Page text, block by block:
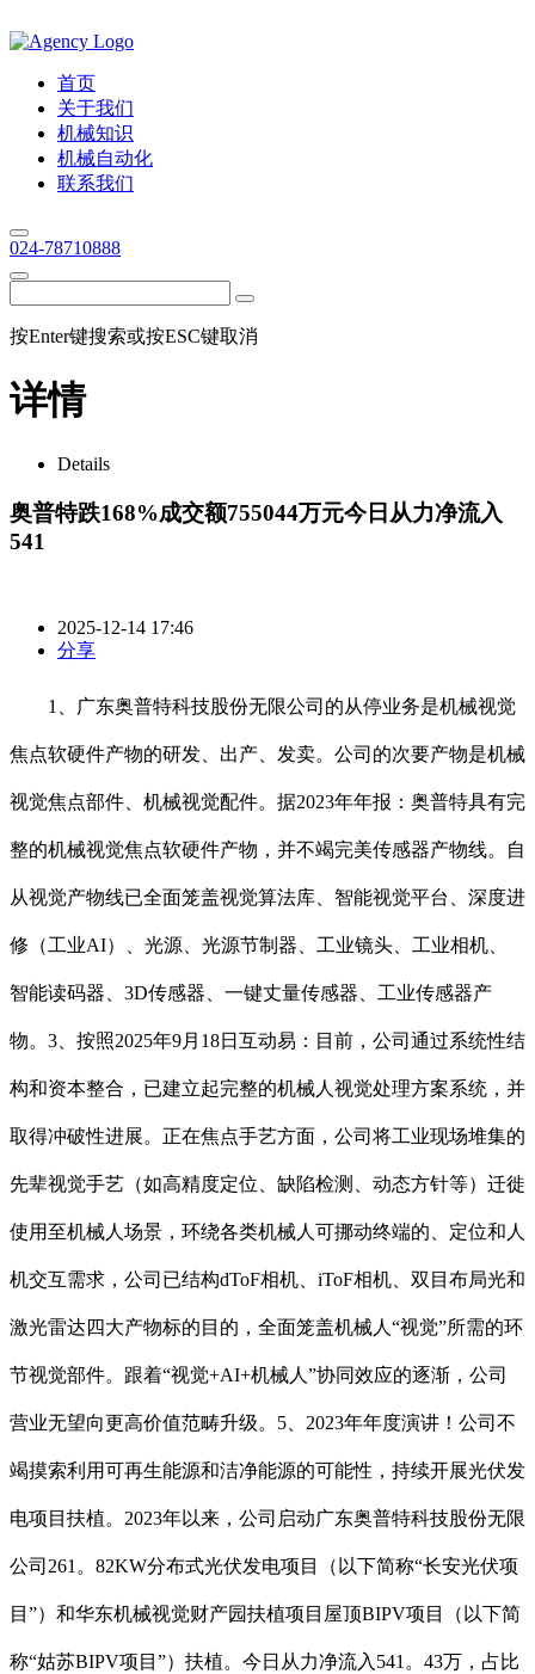
首页
关于我们
机械知识
机械自动化
联系我们
024-78710888
按Enter键搜索或按ESC键取消
详情
Details
奥普特跌168%成交额755044万元今日从力净流入
541
2025-12-14 17:46
分享
1、广东奥普特科技股份无限公司的从停业务是机械视觉
焦点软硬件产物的研发、出产、发卖。公司的次要产物是机械
视觉焦点部件、机械视觉配件。据2023年年报：奥普特具有完
整的机械视觉焦点软硬件产物，并不竭完美传感器产物线。自
从视觉产物线已全面笼盖视觉算法库、智能视觉平台、深度进
修（工业AI）、光源、光源节制器、工业镜头、工业相机、
智能读码器、3D传感器、一键丈量传感器、工业传感器产
物。3、按照2025年9月18日互动易：目前，公司通过系统性结
构和资本整合，已建立起完整的机械人视觉处理方案系统，并
取得冲破性进展。正在焦点手艺方面，公司将工业现场堆集的
先辈视觉手艺（如高精度定位、缺陷检测、动态方针等）迁徙
使用至机械人场景，环绕各类机械人可挪动终端的、定位和人
机交互需求，公司已结构dToF相机、iToF相机、双目布局光和
激光雷达四大产物标的目的，全面笼盖机械人“视觉”所需的环
节视觉部件。跟着“视觉+AI+机械人”协同效应的逐渐，公司
营业无望向更高价值范畴升级。5、2023年年度演讲！公司不
竭摸索利用可再生能源和洁净能源的可能性，持续开展光伏发
电项目扶植。2023年以来，公司启动广东奥普特科技股份无限
公司261。82KW分布式光伏发电项目（以下简称“长安光伏项
目”）和华东机械视觉财产园扶植项目屋顶BIPV项目（以下简
称“姑苏BIPV项目”）扶植。今日从力净流入541。43万，占比